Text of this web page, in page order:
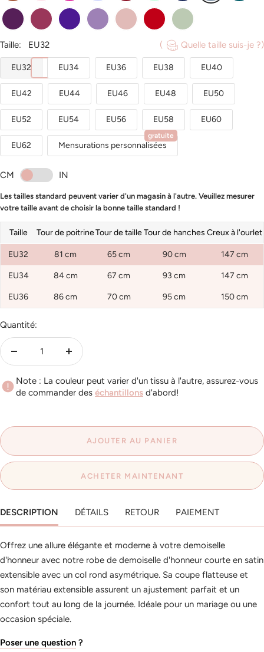
raisin mure regencetahiti rose_poudre
rouge sauge_poudree
Taille: EU32 ( Quelle taille suis-je ?)
EU32 EU34 EU36 EU38 EU40
EU42 EU44 EU46 EU48 EU50
EU52 EU54 EU56 EU58 EU60
EU62 Mensurations personnalisées
gratuite
CM IN
Les tailles standard peuvent varier d'un magasin à l'autre. Veuillez mesurer
votre taille avant de choisir la bonne taille standard !
Taille Tour de poitrineTour de tailleTour de hanches Creux à l'ourlet
EU32 81 cm 65 cm 90 cm 147 cm
EU34 84 cm 67 cm 93 cm 147 cm
EU36 86 cm 70 cm 95 cm 150 cm
Quantité:
Réduire
quantité
Augmenter
quantité
Note : La couleur peut varier d'un tissu à l'autre, assurez-vous
de commander des échantillons d'abord!
AJOUTER AU PANIER
ACHETER MAINTENANT
DESCRIPTION DÉTAILS RETOUR PAIEMENT
Offrez une allure élégante et moderne à votre demoiselle
d'honneur avec notre robe de demoiselle d'honneur courte en satin
extensible avec un col rond asymétrique. Sa coupe flatteuse et
son matériau extensible assurent un ajustement parfait et un
confort tout au long de la journée. Idéale pour un mariage ou une
occasion spéciale.
Poser une question ?